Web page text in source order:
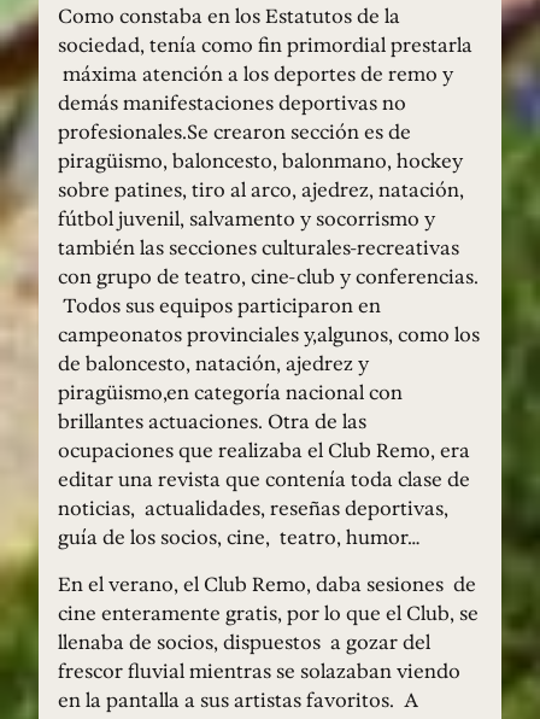
Como constaba en los Estatutos de la
sociedad, tenía como fin primordial prestarla
máxima atención a los deportes de remo y
demás manifestaciones deportivas no
profesionales.Se crearon sección es de
piragüismo, baloncesto, balonmano, hockey
sobre patines, tiro al arco, ajedrez, natación,
fútbol juvenil, salvamento y socorrismo y
también las secciones culturales-recreativas
con grupo de teatro, cine-club y conferencias.
Todos sus equipos participaron en
campeonatos provinciales y,algunos, como los
de baloncesto, natación, ajedrez y
piragüismo,en categoría nacional con
brillantes actuaciones. Otra de las
ocupaciones que realizaba el Club Remo, era
editar una revista que contenía toda clase de
noticias, actualidades, reseñas deportivas,
guía de los socios, cine, teatro, humor…
En el verano, el Club Remo, daba sesiones de
cine enteramente gratis, por lo que el Club, se
llenaba de socios, dispuestos a gozar del
frescor fluvial mientras se solazaban viendo
en la pantalla a sus artistas favoritos. A